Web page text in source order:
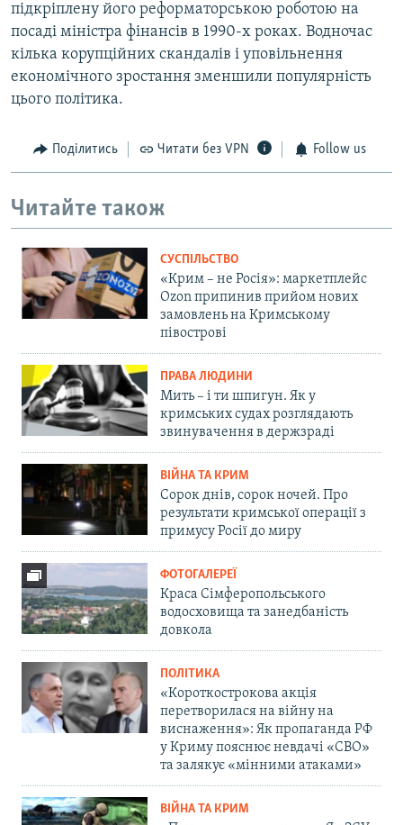
підкріплену його реформаторською роботою на
посаді міністра фінансів в 1990-х роках. Водночас
кілька корупційних скандалів і уповільнення
економічного зростання зменшили популярність
цього політика.
Поділитись Читати без VPN Follow us
Читайте також
СУСПІЛЬСТВО
«Крим – не Росія»: маркетплейс
Ozon припинив прийом нових
замовлень на Кримському
півострові
ПРАВА ЛЮДИНИ
Мить – і ти шпигун. Як у
кримських судах розглядають
звинувачення в держзраді
ВІЙНА ТА КРИМ
Сорок днів, сорок ночей. Про
результати кримської операції з
примусу Росії до миру
ФОТОГАЛЕРЕЇ
Краса Сімферопольського
водосховища та занедбаність
довкола
ПОЛІТИКА
«Короткострокова акція
перетворилася на війну на
виснаження»: Як пропаганда РФ
у Криму пояснює невдачі «СВО»
та залякує «мінними атаками»
ВІЙНА ТА КРИМ